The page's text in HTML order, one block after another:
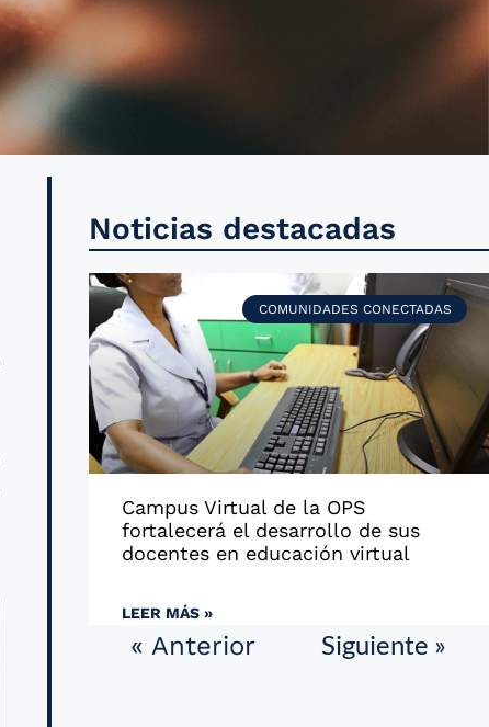
Noticias destacadas
COMUNIDADES CONECTADAS
Campus Virtual de la OPS
fortalecerá el desarrollo de sus
docentes en educación virtual
LEER MÁS »
« Anterior Siguiente »